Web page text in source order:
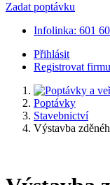
Zadat poptávku
Infolinka: 601
Přihlásit
Registrovat firmu
Poptávky
Stavebnictví
Výstavba